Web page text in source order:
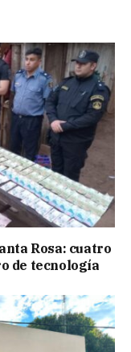
Rosa: cuatro
de tecnología